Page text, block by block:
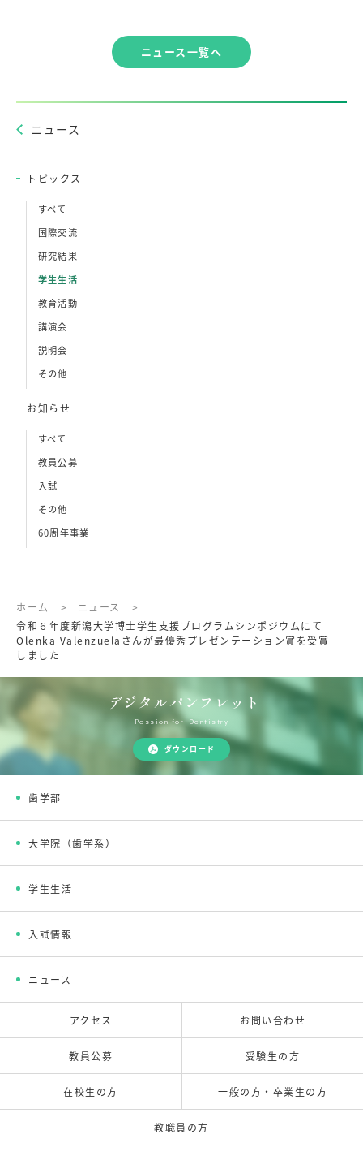
ニュース一覧へ
ニュース
トピックス
すべて
国際交流
研究結果
学生生活
教育活動
講演会
説明会
その他
お知らせ
すべて
教員公募
入試
その他
60周年事業
ホーム > ニュース
>
令和６年度新潟大学博士学生支援プログラムシンポジウムにて
Olenka Valenzuelaさんが最優秀プレゼンテーション賞を受賞
しました
デジタルパンフレット
Passion for Dentistry
ダウンロード
歯学部
大学院（歯学系）
学生生活
入試情報
ニュース
アクセス お問い合わせ
教員公募 受験生の方
在校生の方 一般の方・卒業生の方
教職員の方